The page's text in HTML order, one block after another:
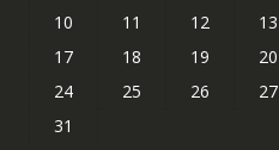
10
11 12 13
17
18 19 20
24
25 26 27
31